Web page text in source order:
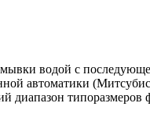
водой с
автоматики
диапазон типоразмеров